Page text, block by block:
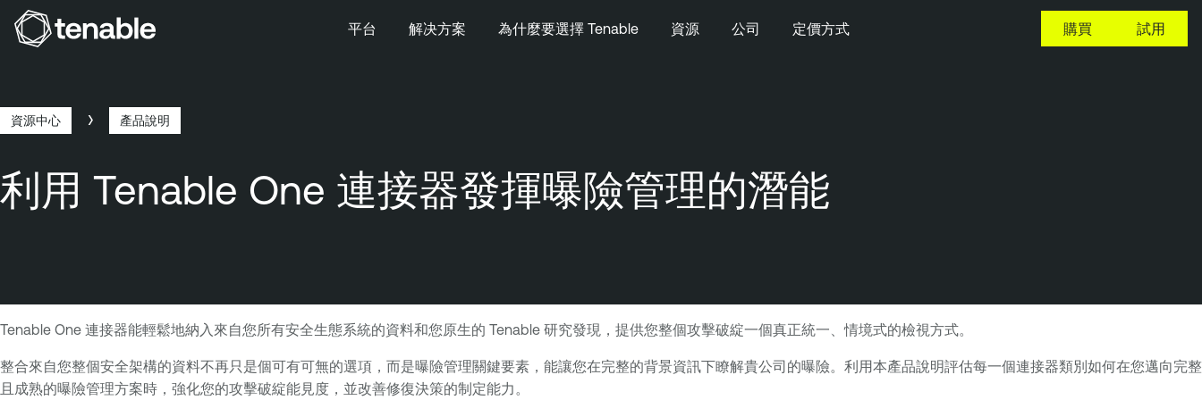
跳到頁尾
平台 解决方案 為什麼要選擇 Tenable 資源 公司 定價方式 購買 試用
路
徑
資源中心 產品說明
利用 Tenable One 連接器發揮曝險管理的潛能
Tenable One 連接器能輕鬆地納入來自您所有安全生態系統的資料和您原生的 Tenable 研究發現，提供您整個攻擊破綻一個真正統一、情境式的檢視方式。
整合來自您整個安全架構的資料不再只是個可有可無的選項，而是曝險管理關鍵要素，能讓您在完整的背景資訊下瞭解貴公司的曝險。利用本產品說明評估每一個連接器類別如何在您邁向完整
且成熟的曝險管理方案時，強化您的攻擊破綻能見度，並改善修復決策的制定能力。